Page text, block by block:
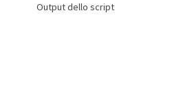
Output dello script